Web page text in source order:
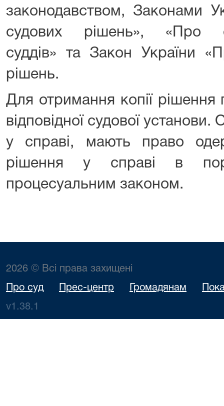
законодавством, Законами
судових рішень», «Про
суддів» та Закон України
рішень.
Для отримання копії рішення
відповідної судової установи.
у справі, мають право
рішення у справі в
процесуальним законом.
2026 © Всі права захищені
Про суд Прес-центр Громадянам
v1.38.1